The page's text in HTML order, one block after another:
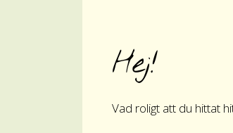
Hej!
Vad roligt att du hittat